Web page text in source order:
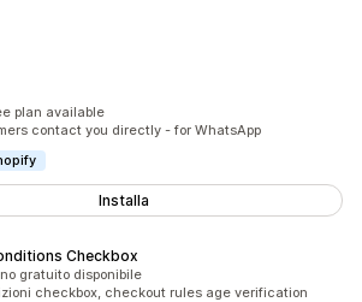
totali
plan available
contact you directly - for WhatsApp
Installa
Checkbox
totaligratuito disponibile
checkbox, checkout rules age verification